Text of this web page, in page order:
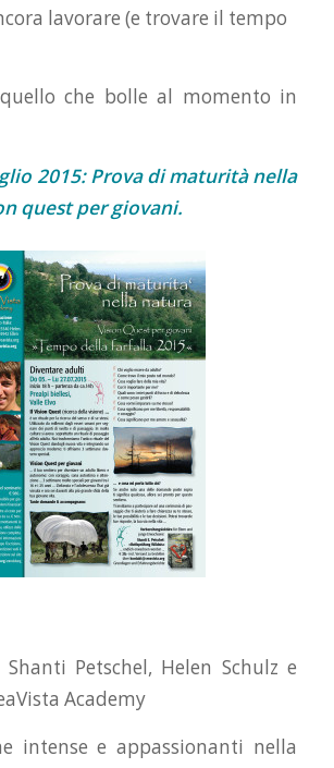
lavorare (e trovare il tempo
che bolle al momento in
2015: Prova di maturità nella
quest per giovani.
Petschel, Helen Schulz e
Academy
intense e appassionanti nella